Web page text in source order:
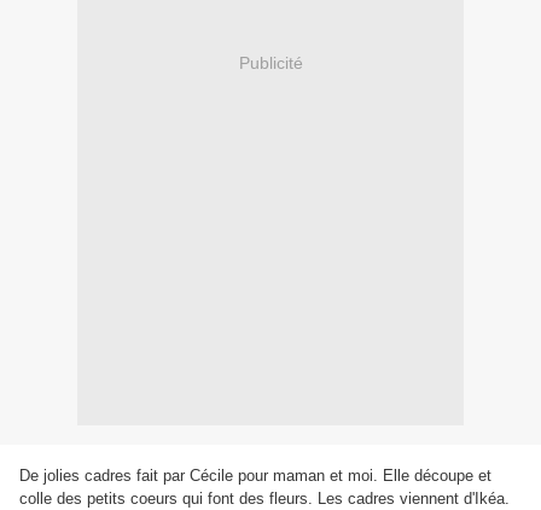
Publicité
De jolies cadres fait par Cécile pour maman et moi. Elle découpe et
colle des petits coeurs qui font des fleurs. Les cadres viennent d'Ikéa.